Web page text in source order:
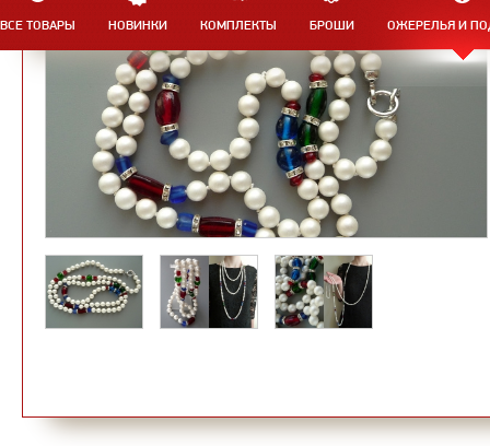
ВСЕ ТОВАРЫ НОВИНКИ КОМПЛЕКТЫ БРОШИ ОЖЕРЕЛЬЯ И